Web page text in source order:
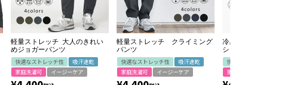
軽量ストレッチ 大人のきれい
めジョガーパンツ
快適なストレッチ性
吸汗速乾
家庭洗濯可
イージーケア
軽量ストレッチ クライミング
パンツ
快適なストレッチ性
吸汗速乾
家庭洗濯可
イージーケア
冷感ストレッチ バン
シャツアウター
快適なストレッチ性
家庭洗濯可